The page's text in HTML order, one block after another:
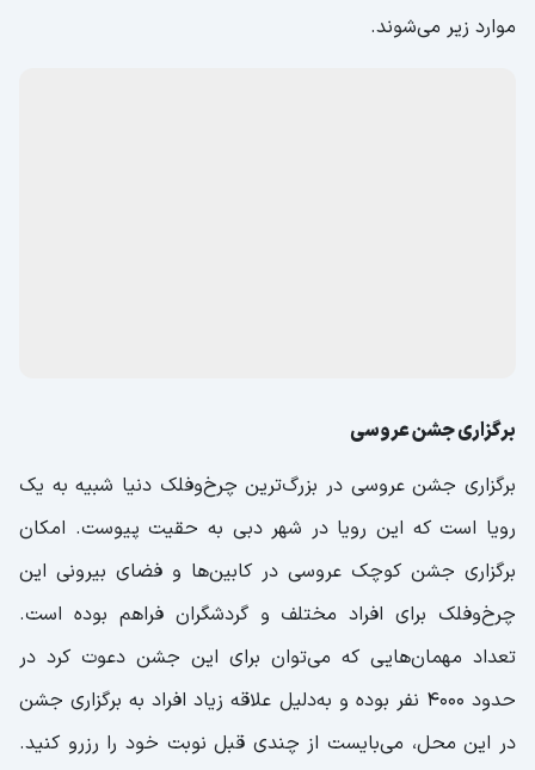
موارد زیر می‌شوند.
برگزاری جشن عروسی
برگزاری جشن عروسی در بزرگ‌ترین چرخ‌وفلک دنیا شبیه به یک
رویا است که این رویا در شهر دبی به حقیت پیوست. امکان
برگزاری جشن کوچک عروسی در کابین‌ها و فضای بیرونی این
چرخ‌وفلک برای افراد مختلف و گردشگران فراهم بوده است.
تعداد مهمان‌هایی که می‌توان برای این جشن دعوت کرد در
حدود ۴۰۰۰ نفر بوده و به‌دلیل علاقه زیاد افراد به برگزاری جشن
در این محل، می‌بایست از چندی قبل نوبت خود را رزرو کنید.